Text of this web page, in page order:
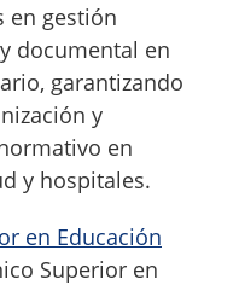
en gestión
documental en
garantizando
y
en
y hospitales.
en Educación
Superior en